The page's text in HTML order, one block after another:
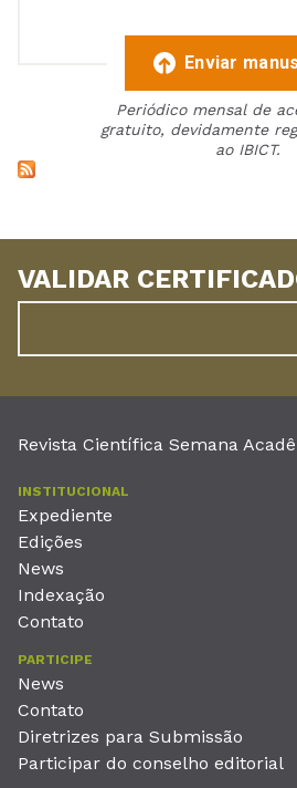
Enviar
Periódico mensal de
gratuito, devidamente
ao IBICT.
VALIDAR
Revista Científica Semana
INSTITUCIONAL
Expediente
Edições
News
Indexação
Contato
PARTICIPE
News
Contato
Diretrizes para Submissão
Participar do conselho editorial